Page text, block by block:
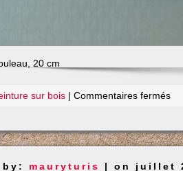
20 cm
sur bois |Commentaires fermés
by: mauryturis | on juillet